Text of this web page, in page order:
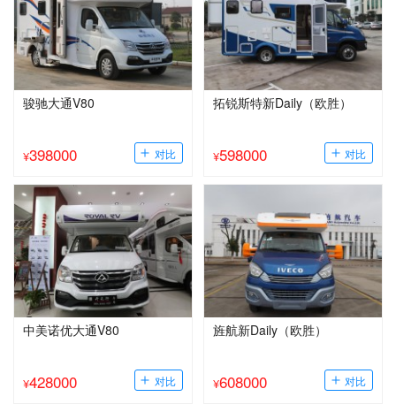
骏驰大通V80
¥398000
拓锐斯特新Daily（欧胜）
¥598000
中美诺优大通V80
¥428000
旌航新Daily（欧胜）
¥608000